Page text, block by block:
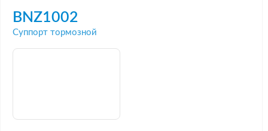
BNZ1002
Суппорт тормозной